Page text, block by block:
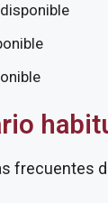
frecuentes